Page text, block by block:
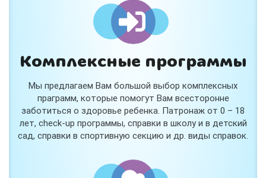
Комплексные программы
Мы предлагаем Вам большой выбор комплексных
праграмм, которые помогут Вам всесторонне
заботиться о здоровье ребенка. Патронаж от 0 – 18
лет, check-up программы, справки в школу и в детский
сад, справки в спортивную секцию и др. виды справок.